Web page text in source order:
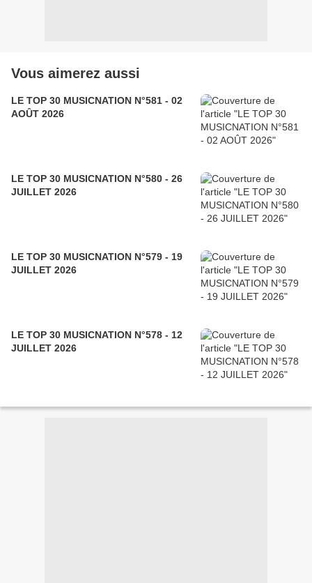
Vous aimerez aussi
LE TOP 30 MUSICNATION N°581 - 02
AOÛT 2026
LE TOP 30 MUSICNATION N°580 - 26
JUILLET 2026
LE TOP 30 MUSICNATION N°579 - 19
JUILLET 2026
LE TOP 30 MUSICNATION N°578 - 12
JUILLET 2026